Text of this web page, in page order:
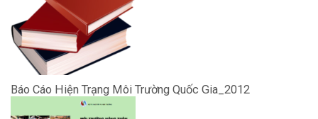
Báo Cáo Hiện Trạng Môi Trường Quốc Gia_2012